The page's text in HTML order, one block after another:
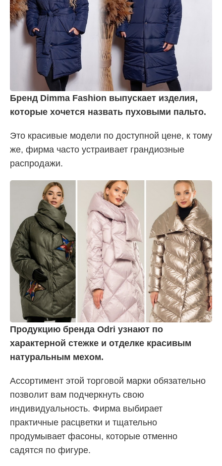
Бренд Dimma Fashion выпускает изделия,
которые хочется назвать пуховыми пальто.
Это красивые модели по доступной цене, к тому
же, фирма часто устраивает грандиозные
распродажи.
Продукцию бренда Odri узнают по
характерной стежке и отделке красивым
натуральным мехом.
Ассортимент этой торговой марки обязательно
позволит вам подчеркнуть свою
индивидуальность. Фирма выбирает
практичные расцветки и тщательно
продумывает фасоны, которые отменно
садятся по фигуре.